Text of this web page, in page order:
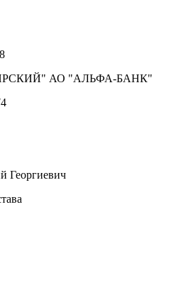
АО "АЛЬФА-БАНК"
Георгиевич